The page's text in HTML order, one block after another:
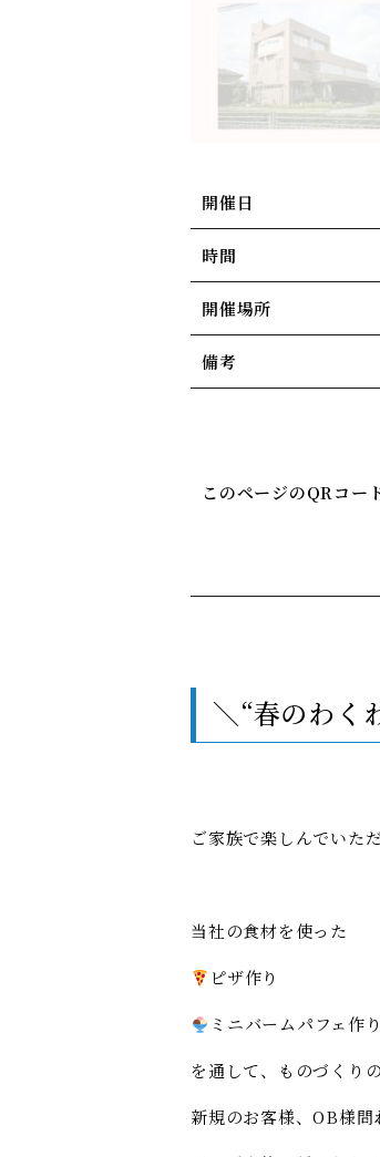
開催日
時間
開催場所
備考
このページのQRコー
＼“春のわく
ご家族で楽しんでいた
当社の食材を使った
ピザ作り
ミニバームパフェ作り
を通して、ものづくり
新規のお客様、OB様問